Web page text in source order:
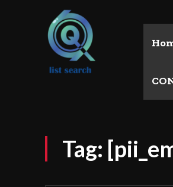
Tag: